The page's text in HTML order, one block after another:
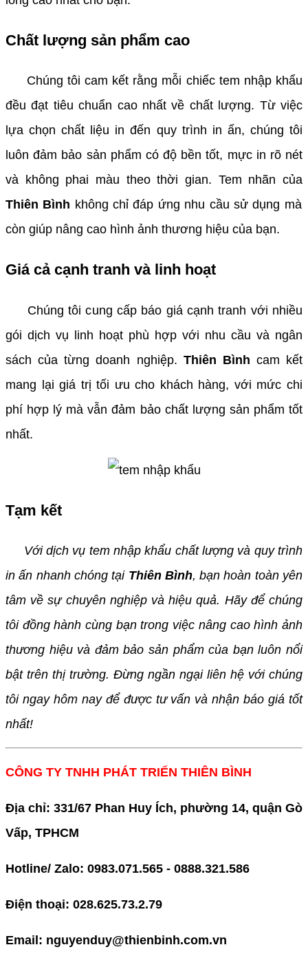
Chất lượng sản phẩm cao
Chúng tôi cam kết rằng mỗi chiếc tem nhập khẩu
đều đạt tiêu chuẩn cao nhất về chất lượng. Từ việc
lựa chọn chất liệu in đến quy trình in ấn, chúng tôi
luôn đảm bảo sản phẩm có độ bền tốt, mực in rõ nét
và không phai màu theo thời gian. Tem nhãn của
Thiên Bình không chỉ đáp ứng nhu cầu sử dụng mà
còn giúp nâng cao hình ảnh thương hiệu của bạn.
Giá cả cạnh tranh và linh hoạt
Chúng tôi cung cấp báo giá cạnh tranh với nhiều
gói dịch vụ linh hoạt phù hợp với nhu cầu và ngân
sách của từng doanh nghiệp. Thiên Bình cam kết
mang lại giá trị tối ưu cho khách hàng, với mức chi
phí hợp lý mà vẫn đảm bảo chất lượng sản phẩm tốt
nhất.
Tạm kết
Với dịch vụ tem nhập khẩu chất lượng và quy trình
in ấn nhanh chóng tại Thiên Bình, bạn hoàn toàn yên
tâm về sự chuyên nghiệp và hiệu quả. Hãy để chúng
tôi đồng hành cùng bạn trong việc nâng cao hình ảnh
thương hiệu và đảm bảo sản phẩm của bạn luôn nổi
bật trên thị trường. Đừng ngần ngại liên hệ với chúng
tôi ngay hôm nay để được tư vấn và nhận báo giá tốt
nhất!
CÔNG TY TNHH PHÁT TRIỂN THIÊN BÌNH
Địa chỉ: 331/67 Phan Huy Ích, phường 14, quận Gò
Vấp, TPHCM
Hotline/ Zalo: 0983.071.565 - 0888.321.586
Điện thoại: 028.625.73.2.79
Email: nguyenduy@thienbinh.com.vn